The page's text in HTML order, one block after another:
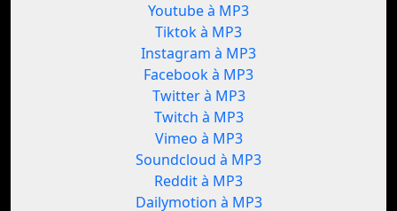
Youtube à MP3
Tiktok à MP3
Instagram à MP3
Facebook à MP3
Twitter à MP3
Twitch à MP3
Vimeo à MP3
Soundcloud à MP3
Reddit à MP3
Dailymotion à MP3